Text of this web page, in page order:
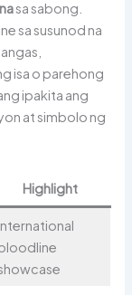
sa sabong.
sa susunod na
isa o parehong
ipakita ang
at simbolo ng
Highlight